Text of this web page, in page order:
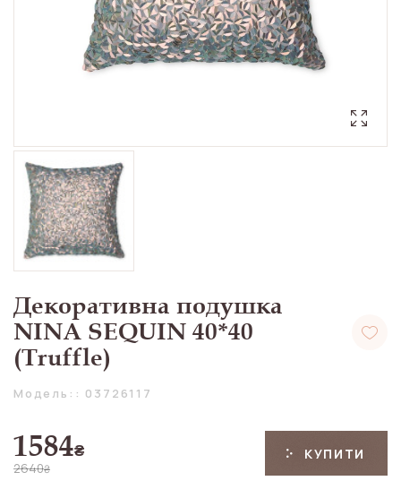
Декоративна подушка
NINA SEQUIN 40*40
(Truffle)
Модель:: 03726117
1584₴
2640₴
КУПИТИ